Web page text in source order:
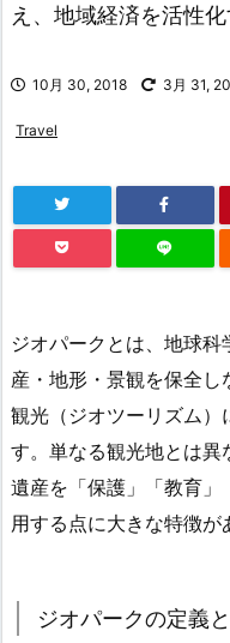
え、地域経済を活性
10月 30, 2018 3月 31,
Travel
ジオパークとは、地球
産・地形・景観を保全
観光（ジオツーリズム
す。単なる観光地とは
遺産を「保護」「教育
用する点に大きな特徴が
ジオパークの定義